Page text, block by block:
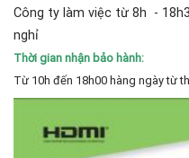
Công ty làm việc từ 8h -
nghỉ
Thời gian nhận bảo hành:
Từ 10h đến 18h00 hàng ngày từ